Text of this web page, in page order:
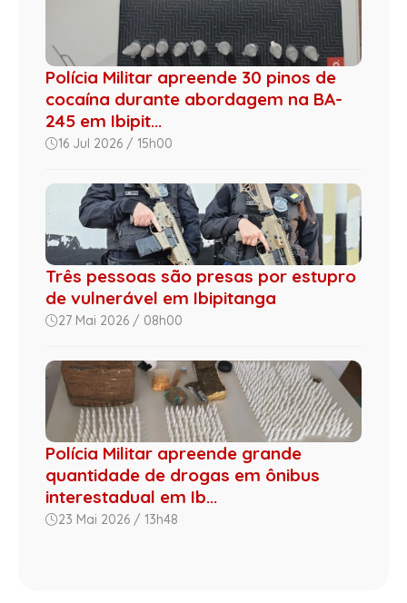
Polícia Militar apreende 30 pinos de
cocaína durante abordagem na BA-
245 em Ibipit...
16 Jul 2026 / 15h00
Três pessoas são presas por estupro
de vulnerável em Ibipitanga
27 Mai 2026 / 08h00
Polícia Militar apreende grande
quantidade de drogas em ônibus
interestadual em Ib...
23 Mai 2026 / 13h48